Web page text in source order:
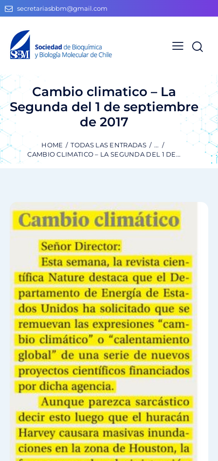
secretariasbbm@gmail.com
Cambio climatico – La
Segunda del 1 de septiembre
de 2017
HOME TODAS LAS ENTRADAS
...
CAMBIO CLIMATICO – LA SEGUNDA DEL 1 DE...